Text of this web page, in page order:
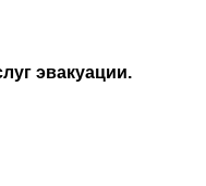
эвакуации.